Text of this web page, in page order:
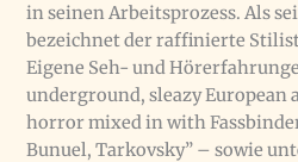
in seinen Arbeitsprozess. Als
bezeichnet der raffinierte
Eigene Seh- und
underground, sleazy European
horror mixed in with
Bunuel, Tarkovsky” – sowie